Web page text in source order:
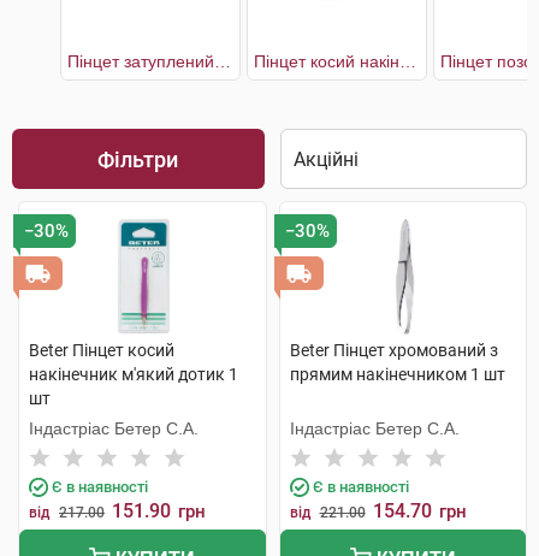
Фільтри
−30%
Beter Пінцет косий
накінечник м'який дотик 1
шт
Індастріас Бетер С.А.
Є в наявності
від 217.00 151.90 грн
−30%
Beter Пінцет хромований з
прямим накінечником 1 шт
Індастріас Бетер С.А.
Є в наявності
від 221.00 154.70 грн